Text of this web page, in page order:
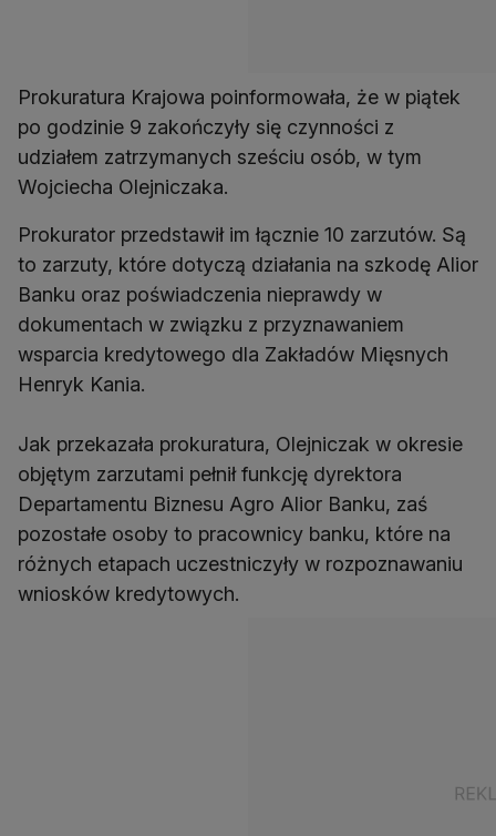
Prokuratura Krajowa poinformowała, że w piątek
po godzinie 9 zakończyły się czynności z
udziałem zatrzymanych sześciu osób, w tym
Wojciecha Olejniczaka.
Prokurator przedstawił im łącznie 10 zarzutów. Są
to zarzuty, które dotyczą działania na szkodę Alior
Banku oraz poświadczenia nieprawdy w
dokumentach w związku z przyznawaniem
wsparcia kredytowego dla Zakładów Mięsnych
Henryk Kania.
Jak przekazała prokuratura, Olejniczak w okresie
objętym zarzutami pełnił funkcję dyrektora
Departamentu Biznesu Agro Alior Banku, zaś
pozostałe osoby to pracownicy banku, które na
różnych etapach uczestniczyły w rozpoznawaniu
wniosków kredytowych.